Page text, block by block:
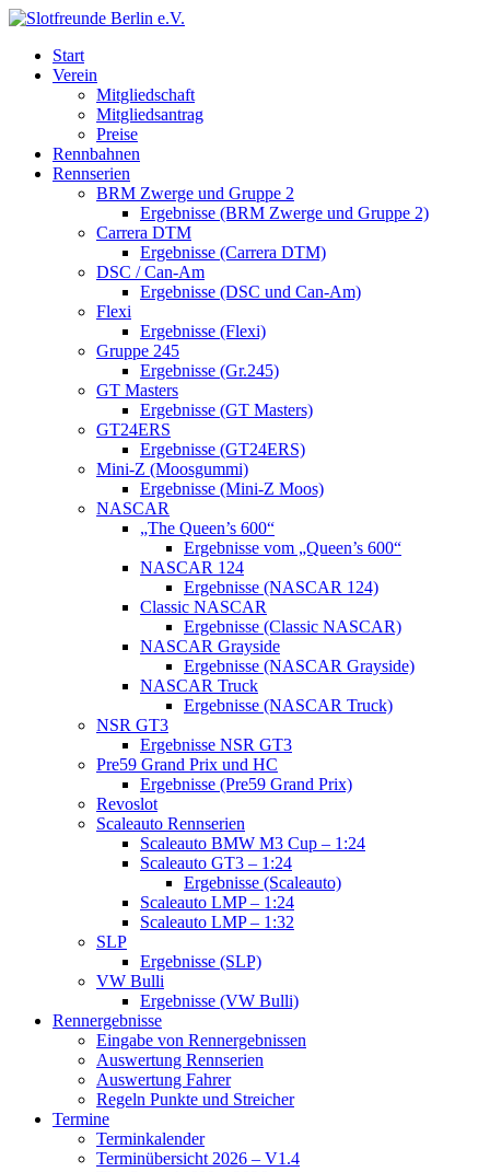
Start
Verein
Mitgliedschaft
Mitgliedsantrag
Preise
Rennbahnen
Rennserien
BRM Zwerge und Gruppe 2
Ergebnisse (BRM Zwerge und Gruppe 2)
Carrera DTM
Ergebnisse (Carrera DTM)
DSC / Can-Am
Ergebnisse (DSC und Can-Am)
Flexi
Ergebnisse (Flexi)
Gruppe 245
Ergebnisse (Gr.245)
GT Masters
Ergebnisse (GT Masters)
GT24ERS
Ergebnisse (GT24ERS)
Mini-Z (Moosgummi)
Ergebnisse (Mini-Z Moos)
NASCAR
„The Queen’s 600“
Ergebnisse vom „Queen’s 600“
NASCAR 124
Ergebnisse (NASCAR 124)
Classic NASCAR
Ergebnisse (Classic NASCAR)
NASCAR Grayside
Ergebnisse (NASCAR Grayside)
NASCAR Truck
Ergebnisse (NASCAR Truck)
NSR GT3
Ergebnisse NSR GT3
Pre59 Grand Prix und HC
Ergebnisse (Pre59 Grand Prix)
Revoslot
Scaleauto Rennserien
Scaleauto BMW M3 Cup – 1:24
Scaleauto GT3 – 1:24
Ergebnisse (Scaleauto)
Scaleauto LMP – 1:24
Scaleauto LMP – 1:32
SLP
Ergebnisse (SLP)
VW Bulli
Ergebnisse (VW Bulli)
Rennergebnisse
Eingabe von Rennergebnissen
Auswertung Rennserien
Auswertung Fahrer
Regeln Punkte und Streicher
Termine
Terminkalender
Terminübersicht 2026 – V1.4